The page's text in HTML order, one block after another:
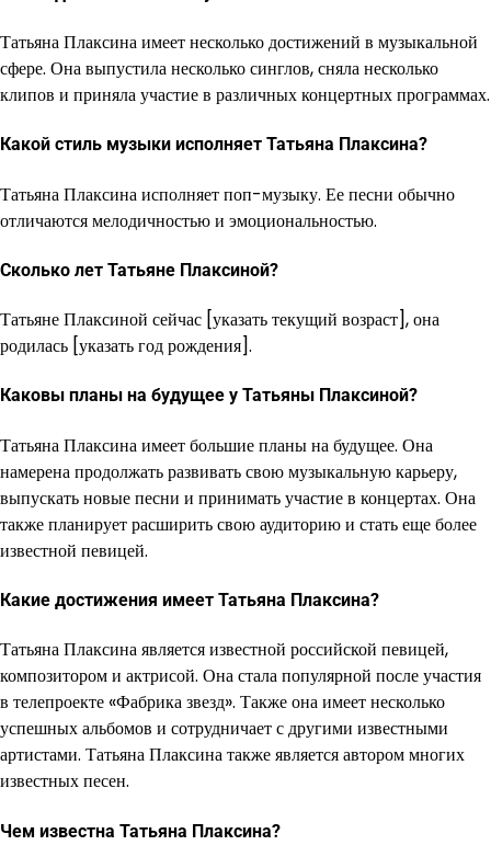
Татьяна Плаксина имеет несколько достижений в музыкальной
сфере. Она выпустила несколько синглов, сняла несколько
клипов и приняла участие в различных концертных программах.
Какой стиль музыки исполняет Татьяна Плаксина?
Татьяна Плаксина исполняет поп-музыку. Ее песни обычно
отличаются мелодичностью и эмоциональностью.
Сколько лет Татьяне Плаксиной?
Татьяне Плаксиной сейчас [указать текущий возраст], она
родилась [указать год рождения].
Каковы планы на будущее у Татьяны Плаксиной?
Татьяна Плаксина имеет большие планы на будущее. Она
намерена продолжать развивать свою музыкальную карьеру,
выпускать новые песни и принимать участие в концертах. Она
также планирует расширить свою аудиторию и стать еще более
известной певицей.
Какие достижения имеет Татьяна Плаксина?
Татьяна Плаксина является известной российской певицей,
композитором и актрисой. Она стала популярной после участия
в телепроекте «Фабрика звезд». Также она имеет несколько
успешных альбомов и сотрудничает с другими известными
артистами. Татьяна Плаксина также является автором многих
известных песен.
Чем известна Татьяна Плаксина?